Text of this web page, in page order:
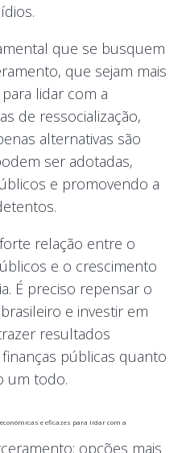
que se busquem
que sejam mais
lidar com a
de ressocialização,
alternativas são
ser adotadas,
e promovendo a
relação entre o
e o crescimento
É preciso repensar o
e investir em
resultados
públicas quanto
um todo.
e eficazes para lidar com a